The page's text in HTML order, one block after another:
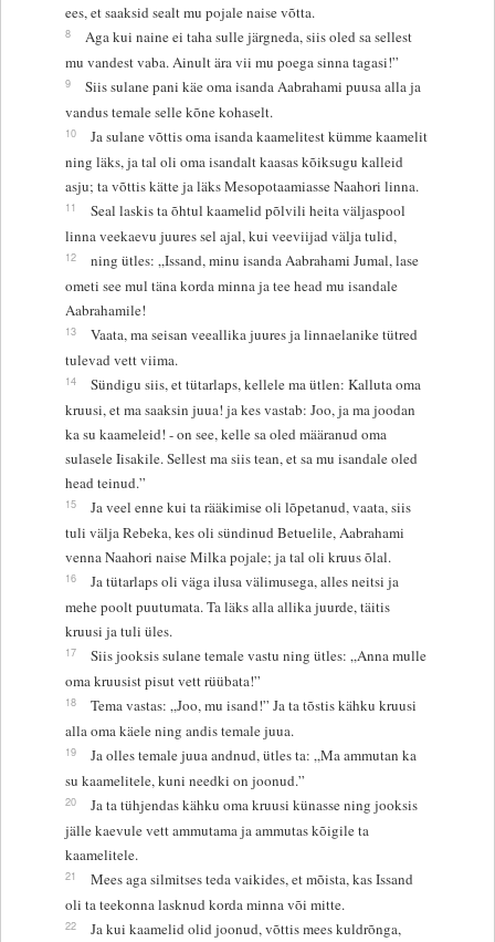
ees, et saaksid sealt mu pojale naise võtta.
8
Aga kui naine ei taha sulle järgneda, siis oled sa sellest
mu vandest vaba. Ainult ära vii mu poega sinna tagasi!”
9
Siis sulane pani käe oma isanda Aabrahami puusa alla ja
vandus temale selle kõne kohaselt.
10
Ja sulane võttis oma isanda kaamelitest kümme kaamelit
ning läks, ja tal oli oma isandalt kaasas kõiksugu kalleid
asju; ta võttis kätte ja läks Mesopotaamiasse Naahori linna.
11
Seal laskis ta õhtul kaamelid põlvili heita väljaspool
linna veekaevu juures sel ajal, kui veeviijad välja tulid,
12
ning ütles: „Issand, minu isanda Aabrahami Jumal, lase
ometi see mul täna korda minna ja tee head mu isandale
Aabrahamile!
13
Vaata, ma seisan veeallika juures ja linnaelanike tütred
tulevad vett viima.
14
Sündigu siis, et tütarlaps, kellele ma ütlen: Kalluta oma
kruusi, et ma saaksin juua! ja kes vastab: Joo, ja ma joodan
ka su kaameleid! - on see, kelle sa oled määranud oma
sulasele Iisakile. Sellest ma siis tean, et sa mu isandale oled
head teinud.”
15
Ja veel enne kui ta rääkimise oli lõpetanud, vaata, siis
tuli välja Rebeka, kes oli sündinud Betuelile, Aabrahami
venna Naahori naise Milka pojale; ja tal oli kruus õlal.
16
Ja tütarlaps oli väga ilusa välimusega, alles neitsi ja
mehe poolt puutumata. Ta läks alla allika juurde, täitis
kruusi ja tuli üles.
17
Siis jooksis sulane temale vastu ning ütles: „Anna mulle
oma kruusist pisut vett rüübata!”
18
Tema vastas: „Joo, mu isand!” Ja ta tõstis kähku kruusi
alla oma käele ning andis temale juua.
19
Ja olles temale juua andnud, ütles ta: „Ma ammutan ka
su kaamelitele, kuni needki on joonud.”
20
Ja ta tühjendas kähku oma kruusi künasse ning jooksis
jälle kaevule vett ammutama ja ammutas kõigile ta
kaamelitele.
21
Mees aga silmitses teda vaikides, et mõista, kas Issand
oli ta teekonna lasknud korda minna või mitte.
22
Ja kui kaamelid olid joonud, võttis mees kuldrõnga,